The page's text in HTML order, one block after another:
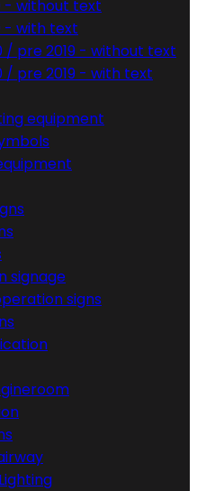
- without text
- with text
/ pre 2019 - without text
/ pre 2019 - with text
equipment
signage
signs